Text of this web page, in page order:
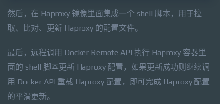
然后，在 Haproxy 镜像里面集成一个 shell 脚本，用于拉
取、比对、更新 Haproxy 的配置文件。
最后，远程调用 Docker Remote API 执行 Haproxy 容器里
面的 shell 脚本更新 Haproxy 配置，如果更新成功则继续调
用 Docker API 重载 Haproxy 配置，即可完成 Haproxy 配置
的平滑更新。